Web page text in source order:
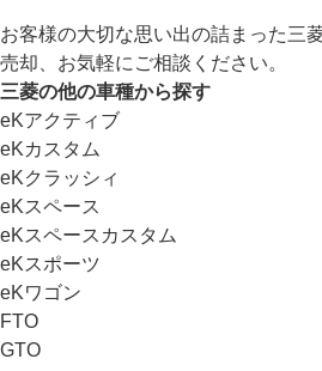
お客様の大切な思い出の詰まった三
売却、お気軽にご相談ください。
三菱の他の車種から探す
eKアクティブ
eKカスタム
eKクラッシィ
eKスペース
eKスペースカスタム
eKスポーツ
eKワゴン
FTO
GTO